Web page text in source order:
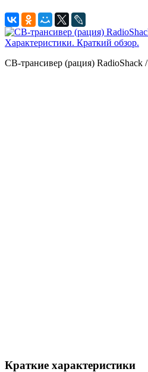
CB-трансивер (рация) RadioShack
Краткие характеристики